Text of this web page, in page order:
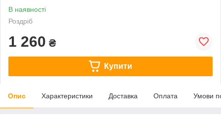
В наявності
Роздріб
1 260 ₴
Купити
Опис Характеристики Доставка Оплата Умови